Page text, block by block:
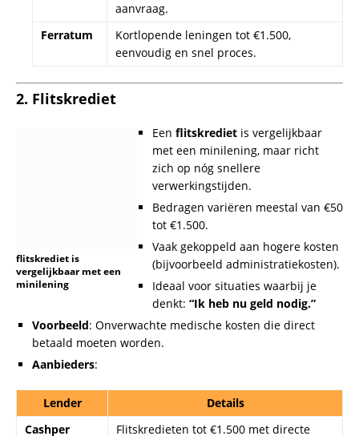
Flitskredieten tot €1.500 met directe
Minilening.be
3. Persoonlijke Lening
Een persoonlijke lening is een
middelgrote tot grote lening met
vaste maandelijkse aflossingen.
Bedragen variëren van €1.000 tot
€75.000, afhankelijk van de
aanbieder.
Vereist vaak een kredietcontrole (BKR).
Ideaal voor grotere financiële behoeften, zoals eenlening
van 5000 euro.
Voorbeeld: Het financieren van een grote aankoop of
Aanbieders